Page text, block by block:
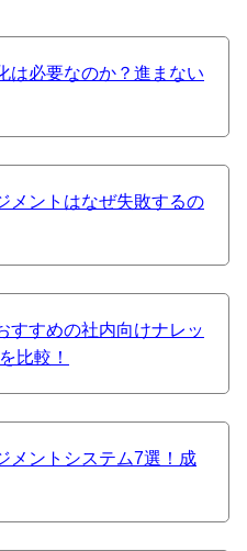
は必要なのか？進まない
メントはなぜ失敗するの
すすめの社内向けナレッ
比較！
メントシステム7選！成